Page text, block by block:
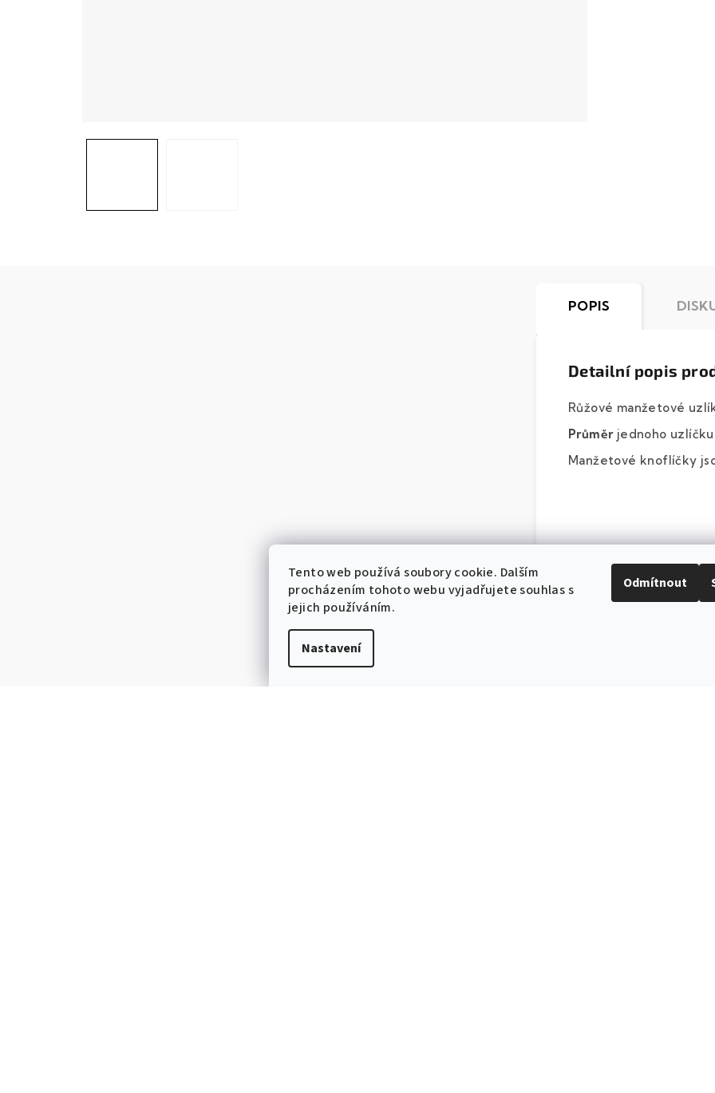
Tento web používá soubory cookie. Dalším
procházením tohoto webu vyjadřujete souhlas s
jejich používáním.
Nastavení
Odmítnout
POPIS
Detailní popis
Růžové manžetové
Průměrjednoho
Manžetové knoflíčky